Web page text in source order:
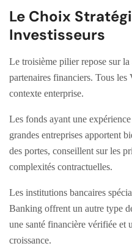
Le Choix
Investisseurs
Le troisième pilier repose sur
partenaires financiers. Tous les
contexte enterprise.
Les fonds ayant une
grandes entreprises apportent
des portes, conseillent sur les
complexités contractuelles.
Les institutions bancaires
Banking offrent un autre type
une santé financière vérifiée et
croissance.